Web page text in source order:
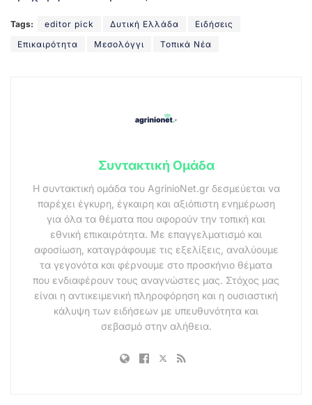
Tags: editor pick Δυτική Ελλάδα
Ειδήσεις
Επικαιρότητα
Μεσολόγγι Τοπικά Νέα
Συντακτική Ομάδα
Η συντακτική ομάδα του AgrinioNet.gr δεσμεύεται να
παρέχει έγκυρη, έγκαιρη και αξιόπιστη ενημέρωση
για όλα τα θέματα που αφορούν την τοπική και
εθνική επικαιρότητα. Με επαγγελματισμό και
αφοσίωση, καταγράφουμε τις εξελίξεις, αναλύουμε
τα γεγονότα και φέρνουμε στο προσκήνιο θέματα
που ενδιαφέρουν τους αναγνώστες μας. Στόχος μας
είναι η αντικειμενική πληροφόρηση και η ουσιαστική
κάλυψη των ειδήσεων με υπευθυνότητα και
σεβασμό στην αλήθεια.